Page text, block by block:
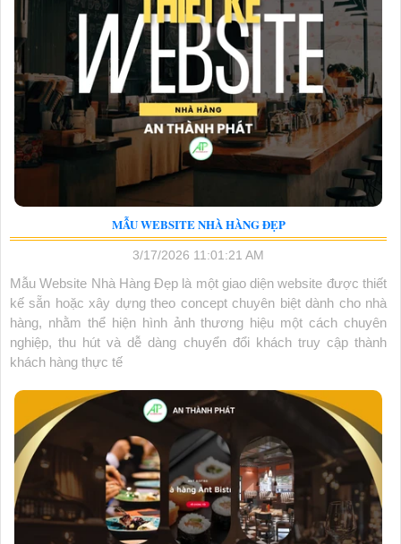
MẪU WEBSITE NHÀ HÀNG ĐẸP
3/17/2026 11:01:21 AM
Mẫu Website Nhà Hàng Đẹp là một giao diện website được thiết
kế sẵn hoặc xây dựng theo concept chuyên biệt dành cho nhà
hàng, nhằm thể hiện hình ảnh thương hiệu một cách chuyên
nghiệp, thu hút và dễ dàng chuyển đổi khách truy cập thành
khách hàng thực tế